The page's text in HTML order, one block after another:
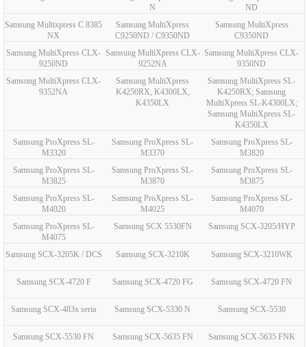
N
ND
Samsung Multixpress C 8385
NX
Samsung MultiXpress
C9250ND / C9350ND
Samsung MultiXpress
C9350ND
Samsung MultiXpress CLX-
9250ND
Samsung MultiXpress CLX-
9252NA
Samsung MultiXpress CLX-
9350ND
Samsung MultiXpress CLX-
9352NA
Samsung MultiXpress
K4250RX, K4300LX,
K4350LX
Samsung MultiXpress SL-
K4250RX; Samsung
MultiXpress SL-K4300LX;
Samsung MultiXpress SL-
K4350LX
Samsung ProXpress SL-
M3320
Samsung ProXpress SL-
M3370
Samsung ProXpress SL-
M3820
Samsung ProXpress SL-
M3825
Samsung ProXpress SL-
M3870
Samsung ProXpress SL-
M3875
Samsung ProXpress SL-
M4020
Samsung ProXpress SL-
M4025
Samsung ProXpress SL-
M4070
Samsung ProXpress SL-
M4075
Samsung SCX 5530FN Samsung SCX-3205/HYP
Samsung SCX-3205K / DCS Samsung SCX-3210K Samsung SCX-3210WK
Samsung SCX-4720 F Samsung SCX-4720 FG Samsung SCX-4720 FN
Samsung SCX-483x seria Samsung SCX-5330 N Samsung SCX-5530
Samsung SCX-5530 FN Samsung SCX-5635 FN Samsung SCX-5635 FNK